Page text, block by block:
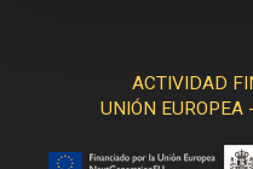
ACTIVIDAD
UNIÓN EUROPEA